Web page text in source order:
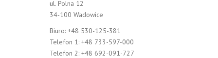
ul. Polna 12
34-100 Wadowice
Biuro: +48 530-125-381
Telefon 1: +48 733-597-000
Telefon 2: +48 692-091-727